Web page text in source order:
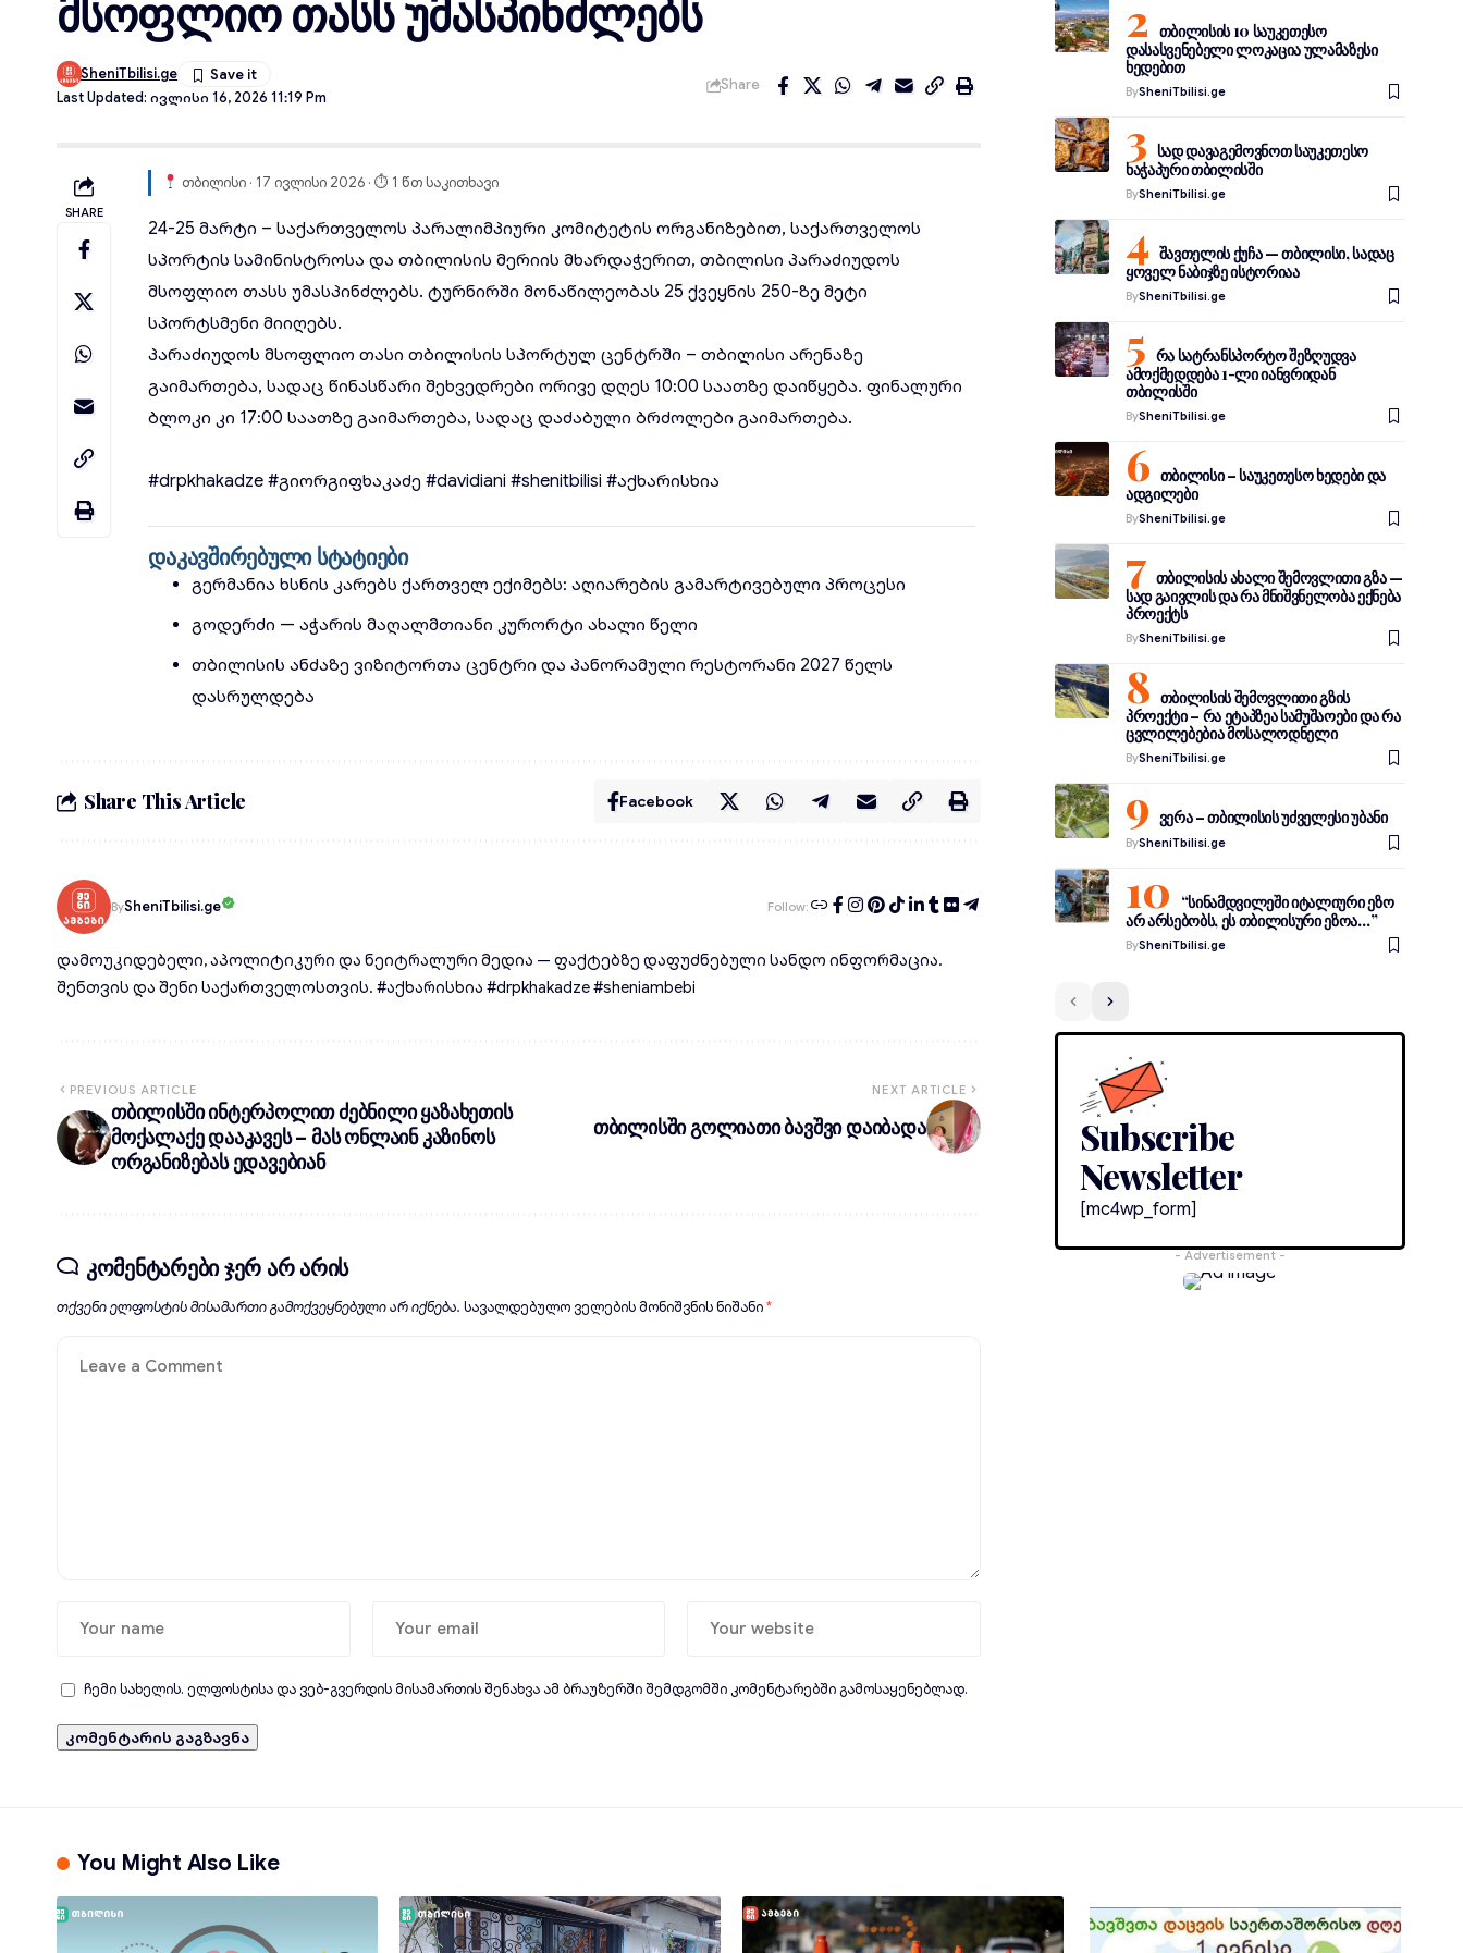
მსოფლიო თასს უმასპინძლებს
Last Updated: Ივლისი 16, 2026 11:19 Pm
SheniTbilisi.ge
Share
SHARE
თბილისი · 17 ივლისი 2026 · ⏱ 1 წთ საკითხავი
24-25 მარტი – საქართველოსპარალიმპიური კომიტეტის ორგანიზებით, საქართველოს
სპორტის სამინისტროსა და თბილისის მერიის მხარდაჭერით, თბილისიპარაძიუდოს
მსოფლიო თასს უმასპინძლებს. ტურნირში მონაწილეობას 25 ქვეყნის 250-ზე მეტი
სპორტსმენი მიიღებს.
პარაძიუდოს მსოფლიო თასი თბილისის სპორტულ ცენტრში – თბილისი არენაზე
გაიმართება, სადაც წინასწარი შეხვედრები ორივე დღეს 10:00 საათზე დაიწყება. ფინალური
ბლოკი კი 17:00 საათზე გაიმართება, სადაც დაძაბული ბრძოლები გაიმართება.
#drpkhakadze #გიორგიფხაკაძე #davidiani #shenitbilisi #აქხარისხია
დაკავშირებული სტატიები
გერმანია ხსნის კარებს ქართველ ექიმებს: აღიარების გამარტივებული პროცესი
გოდერძი — აჭარის მაღალმთიანი კურორტი ახალი წელი
თბილისის ანძაზე ვიზიტორთა ცენტრი და პანორამული რესტორანი 2027 წელს
დასრულდება
Share This Article Facebook
BySheniTbilisi.ge Follow:
დამოუკიდებელი, აპოლიტიკური და ნეიტრალური მედია — ფაქტებზე დაფუძნებული სანდო ინფორმაცია.
შენთვის და შენი საქართველოსთვის. #აქხარისხია #drpkhakadze #sheniambebi
PREVIOUS ARTICLE
თბილისში ინტერპოლით ძებნილი ყაზახეთის
მოქალაქე დააკავეს – მას ონლაინ კაზინოს
ორგანიზებას ედავებიან
NEXT ARTICLE
თბილისში გოლიათი ბავშვი დაიბადა
კომენტარები ჯერ არ არის
თქვენი ელფოსტის მისამართი გამოქვეყნებული არ იქნება. სავალდებულო ველების მონიშვნის ნიშანი*
ჩემი სახელის. ელფოსტისა და ვებ-გვერდის მისამართის შენახვა ამ ბრაუზერში შემდგომში კომენტარებში გამოსაყენებლად.
თბილისის 10 საუკეთესო
დასასვენებელი ლოკაცია ულამაზესი
ხედებით
BySheniTbilisi.ge
სად დავაგემოვნოთ საუკეთესო
ხაჭაპური თბილისში
BySheniTbilisi.ge
შავთელის ქუჩა — თბილისი, სადაც
ყოველ ნაბიჯზე ისტორიაა
BySheniTbilisi.ge
რა სატრანსპორტო შეზღუდვა
ამოქმედდება 1-ლი იანვრიდან
თბილისში
BySheniTbilisi.ge
თბილისი – საუკეთესო ხედები და
ადგილები
BySheniTbilisi.ge
თბილისის ახალი შემოვლითი გზა —
სად გაივლის და რა მნიშვნელობა ექნება
პროექტს
BySheniTbilisi.ge
თბილისის შემოვლითი გზის
პროექტი – რა ეტაპზეა სამუშაოები და რა
ცვლილებებია მოსალოდნელი
BySheniTbilisi.ge
ვერა – თბილისის უძველესი უბანი
BySheniTbilisi.ge
“სინამდვილეში იტალიური ეზო
არ არსებობს, ეს თბილისური ეზოა…”
BySheniTbilisi.ge
Subscribe
Newsletter
[mc4wp_form]
- Advertisement -
You Might Also Like